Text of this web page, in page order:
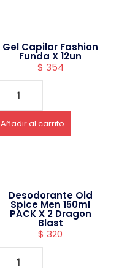
Gel Capilar Fashion
Funda X 12un
$ 354
Añadir al carrito
Desodorante Old
Spice Men 150ml
PACK X 2 Dragon
Blast
$ 320